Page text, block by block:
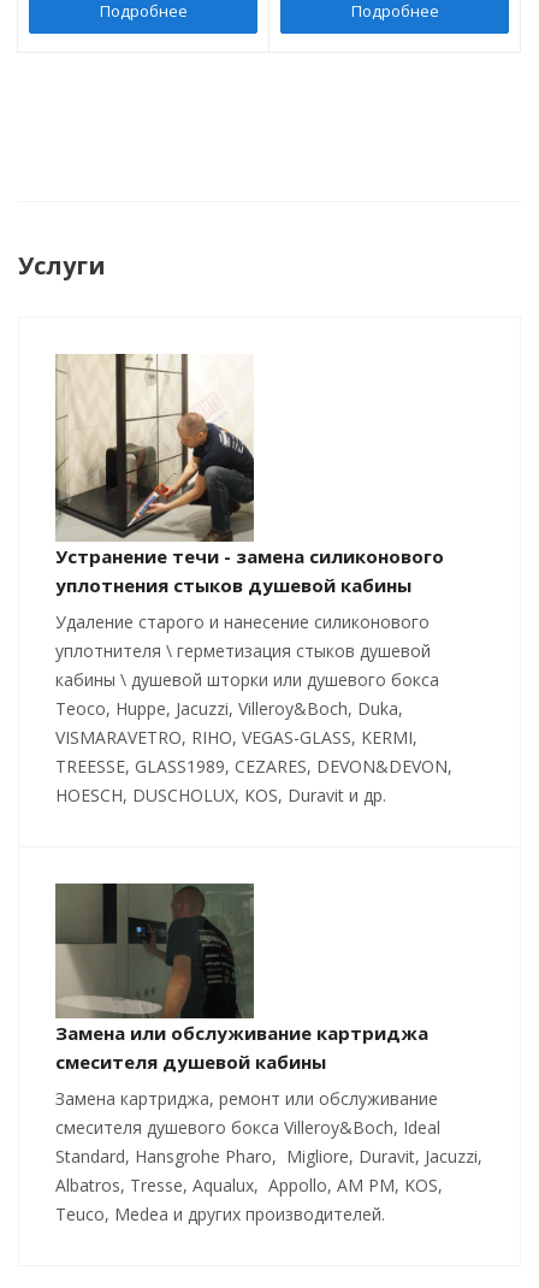
Подробнее Подробнее
Услуги
Устранение течи - замена силиконового
уплотнения стыков душевой кабины
Удаление старого и нанесение силиконового
уплотнителя \ герметизация стыков душевой
кабины \ душевой шторки или душевого бокса
Teoco, Huppe, Jacuzzi, Villeroy&Boch, Duka,
VISMARAVETRO, RIHO, VEGAS-GLASS, KERMI,
TREESSE, GLASS1989, CEZARES, DEVON&DEVON,
HOESCH, DUSCHOLUX, KOS, Duravit и др.
Замена или обслуживание картриджа
смесителя душевой кабины
Замена картриджа, ремонт или обслуживание
смесителя душевого бокса Villeroy&Boch, Ideal
Standard, Hansgrohe Pharo, Migliore, Duravit, Jacuzzi,
Albatros, Tresse, Aqualux, Appollo, AM PM, KOS,
Teuco, Medea и других производителей.